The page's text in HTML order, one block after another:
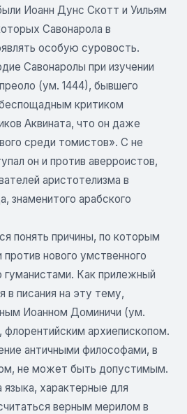
Иоанн Дунс Скотт и Уильям
Савонарола в
особую суровость.
Савонаролы при изучении
(ум. 1444), бывшего
критиком
Аквината, что он даже
среди томистов». С не
он и против аверроистов,
аристотелизма в
знаменитого арабского
понять причины, по которым
против нового умственного
гуманистами. Как прилежный
в писания на эту тему,
Иоанном Доминичи (ум.
флорентийским архиепископом.
античными философами, в
не может быть допустимым.
характерные для
верным мерилом в